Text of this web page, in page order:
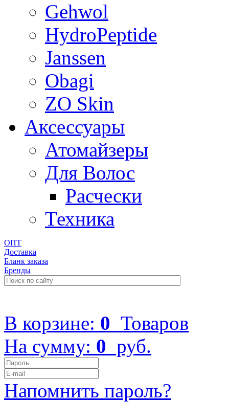
Gehwol
HydroPeptide
Janssen
Obagi
ZO Skin
Aксессуары
Атомайзеры
Для Волос
Расчески
Техника
ОПТ
Доставка
Бланк заказа
Бренды
В корзине: 0 Товаров
На сумму: 0 руб.
Напомнить пароль?